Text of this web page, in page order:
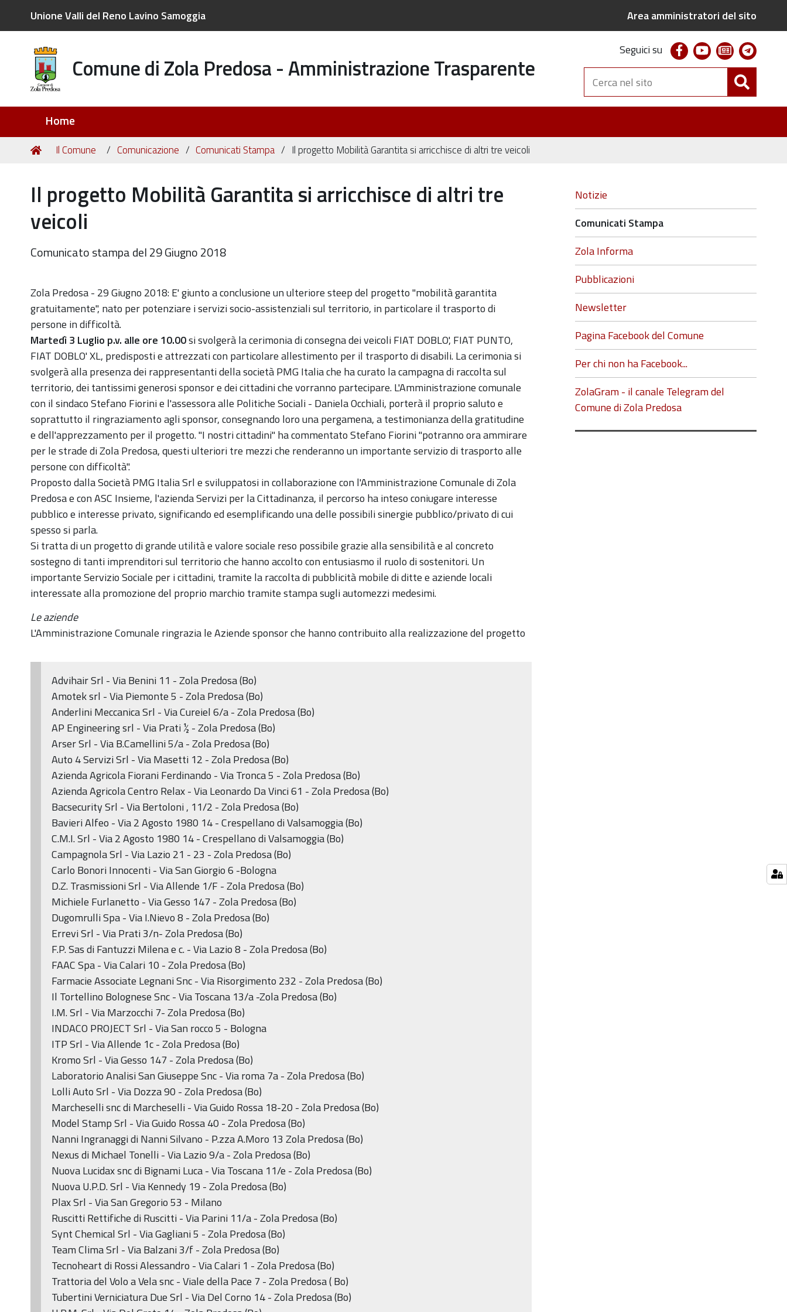
Unione Valli del Reno Lavino Samoggia Area amministratori del sito
Comune di Zola Predosa - Amministrazione Trasparente
Seguici su facebookyoutubenewsletter
Cerca
nel
sito
Home
Tu
Home
Il Comune Comunicazione Comunicati Stampa Il progetto Mobilità Garantita si arricchisce di altri tre veicoli
Il progetto Mobilità Garantita si arricchisce di altri tre
veicoli
Comunicato stampa del 29 Giugno 2018
Zola Predosa - 29 Giugno 2018: E' giunto a conclusione un ulteriore steep del progetto "mobilità garantita
gratuitamente", nato per potenziare i servizi socio-assistenziali sul territorio, in particolare il trasporto di
persone in difficoltà.
Martedì 3 Luglio p.v. alle ore 10.00si svolgerà la cerimonia di consegna dei veicoli FIAT DOBLO', FIAT PUNTO,
FIAT DOBLO' XL, predisposti e attrezzati con particolare allestimento per il trasporto di disabili. La cerimonia si
svolgerà alla presenza dei rappresentanti della società PMG Italia che ha curato la campagna di raccolta sul
territorio, dei tantissimi generosi sponsor e dei cittadini che vorranno partecipare. L'Amministrazione comunale
con il sindaco Stefano Fiorini e l'assessora alle Politiche Sociali - Daniela Occhiali, porterà il proprio saluto e
soprattutto il ringraziamento agli sponsor, consegnando loro una pergamena, a testimonianza della gratitudine
e dell'apprezzamento per il progetto. "I nostri cittadini" ha commentato Stefano Fiorini "potranno ora ammirare
per le strade di Zola Predosa, questi ulteriori tre mezzi che renderanno un importante servizio di trasporto alle
persone con difficoltà".
Proposto dalla Società PMG Italia Srl e sviluppatosi in collaborazione con l'Amministrazione Comunale di Zola
Predosa e con ASC Insieme, l'azienda Servizi per la Cittadinanza, il percorso ha inteso coniugare interesse
pubblico e interesse privato, significando ed esemplificando una delle possibili sinergie pubblico/privato di cui
spesso si parla.
Si tratta di un progetto di grande utilità e valore sociale reso possibile grazie alla sensibilità e al concreto
sostegno di tanti imprenditori sul territorio che hanno accolto con entusiasmo il ruolo di sostenitori. Un
importante Servizio Sociale per i cittadini, tramite la raccolta di pubblicità mobile di ditte e aziende locali
interessate alla promozione del proprio marchio tramite stampa sugli automezzi medesimi.
Le aziende
L'Amministrazione Comunale ringrazia le Aziende sponsor che hanno contribuito alla realizzazione del progetto
Advihair Srl - Via Benini 11 - Zola Predosa (Bo)
Amotek srl - Via Piemonte 5 - Zola Predosa (Bo)
Anderlini Meccanica Srl - Via Cureiel 6/a - Zola Predosa (Bo)
AP Engineering srl - Via Prati ½ - Zola Predosa (Bo)
Arser Srl - Via B.Camellini 5/a - Zola Predosa (Bo)
Auto 4 Servizi Srl - Via Masetti 12 - Zola Predosa (Bo)
Azienda Agricola Fiorani Ferdinando - Via Tronca 5 - Zola Predosa (Bo)
Azienda Agricola Centro Relax - Via Leonardo Da Vinci 61 - Zola Predosa (Bo)
Bacsecurity Srl - Via Bertoloni , 11/2 - Zola Predosa (Bo)
Bavieri Alfeo - Via 2 Agosto 1980 14 - Crespellano di Valsamoggia (Bo)
C.M.I. Srl - Via 2 Agosto 1980 14 - Crespellano di Valsamoggia (Bo)
Campagnola Srl - Via Lazio 21 - 23 - Zola Predosa (Bo)
Carlo Bonori Innocenti - Via San Giorgio 6 -Bologna
D.Z. Trasmissioni Srl - Via Allende 1/F - Zola Predosa (Bo)
Michiele Furlanetto - Via Gesso 147 - Zola Predosa (Bo)
Dugomrulli Spa - Via I.Nievo 8 - Zola Predosa (Bo)
Errevi Srl - Via Prati 3/n- Zola Predosa (Bo)
F.P. Sas di Fantuzzi Milena e c. - Via Lazio 8 - Zola Predosa (Bo)
FAAC Spa - Via Calari 10 - Zola Predosa (Bo)
Farmacie Associate Legnani Snc - Via Risorgimento 232 - Zola Predosa (Bo)
Il Tortellino Bolognese Snc - Via Toscana 13/a -Zola Predosa (Bo)
I.M. Srl - Via Marzocchi 7- Zola Predosa (Bo)
INDACO PROJECT Srl - Via San rocco 5 - Bologna
ITP Srl - Via Allende 1c - Zola Predosa (Bo)
Kromo Srl - Via Gesso 147 - Zola Predosa (Bo)
Laboratorio Analisi San Giuseppe Snc - Via roma 7a - Zola Predosa (Bo)
Lolli Auto Srl - Via Dozza 90 - Zola Predosa (Bo)
Marcheselli snc di Marcheselli - Via Guido Rossa 18-20 - Zola Predosa (Bo)
Model Stamp Srl - Via Guido Rossa 40 - Zola Predosa (Bo)
Nanni Ingranaggi di Nanni Silvano - P.zza A.Moro 13 Zola Predosa (Bo)
Nexus di Michael Tonelli - Via Lazio 9/a - Zola Predosa (Bo)
Nuova Lucidax snc di Bignami Luca - Via Toscana 11/e - Zola Predosa (Bo)
Nuova U.P.D. Srl - Via Kennedy 19 - Zola Predosa (Bo)
Plax Srl - Via San Gregorio 53 - Milano
Ruscitti Rettifiche di Ruscitti - Via Parini 11/a - Zola Predosa (Bo)
Synt Chemical Srl - Via Gagliani 5 - Zola Predosa (Bo)
Team Clima Srl - Via Balzani 3/f - Zola Predosa (Bo)
Tecnoheart di Rossi Alessandro - Via Calari 1 - Zola Predosa (Bo)
Trattoria del Volo a Vela snc - Viale della Pace 7 - Zola Predosa ( Bo)
Tubertini Verniciatura Due Srl - Via Del Corno 14 - Zola Predosa (Bo)
Navigazione
Notizie
Comunicati Stampa
Zola Informa
Pubblicazioni
Newsletter
Pagina Facebook del Comune
Per chi non ha Facebook...
ZolaGram - il canale Telegram del
Comune di Zola Predosa